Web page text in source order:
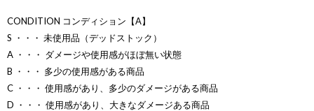
CONDITION コンディション【A】
S ・・・ 未使用品（デッドストック）
A ・・・ ダメージや使用感がほぼ無い状態
B ・・・ 多少の使用感がある商品
C ・・・ 使用感があり、多少のダメージがある商品
D ・・・ 使用感があり、大きなダメージある商品